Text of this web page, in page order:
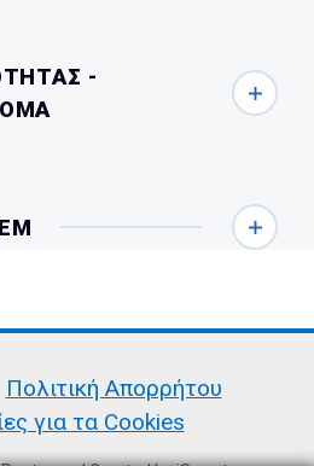
-
Πολιτική Απορρήτου
για τα Cookies